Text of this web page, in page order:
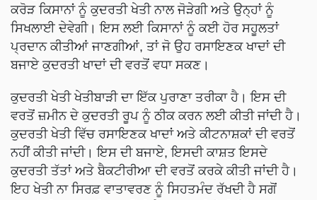
ਕਰੋੜ ਕਿਸਾਨਾਂ ਨੂੰ ਕੁਦਰਤੀ ਖੇਤੀ ਨਾਲ ਜੋੜੇਗੀ ਅਤੇ ਉਨ੍ਹਾਂ ਨੂੰ
ਸਿਖਲਾਈ ਦੇਵੇਗੀ। ਇਸ ਲਈ ਕਿਸਾਨਾਂ ਨੂੰ ਕਈ ਹੋਰ ਸਹੂਲਤਾਂ
ਪ੍ਰਦਾਨ ਕੀਤੀਆਂ ਜਾਣਗੀਆਂ, ਤਾਂ ਜੋ ਉਹ ਰਸਾਇਣਕ ਖਾਦਾਂ ਦੀ
ਬਜਾਏ ਕੁਦਰਤੀ ਖਾਦਾਂ ਦੀ ਵਰਤੋਂ ਵਧਾ ਸਕਣ।
ਕੁਦਰਤੀ ਖੇਤੀ ਖੇਤੀਬਾੜੀ ਦਾ ਇੱਕ ਪੁਰਾਣਾ ਤਰੀਕਾ ਹੈ। ਇਸ ਦੀ
ਵਰਤੋਂ ਜ਼ਮੀਨ ਦੇ ਕੁਦਰਤੀ ਰੂਪ ਨੂੰ ਠੀਕ ਕਰਨ ਲਈ ਕੀਤੀ ਜਾਂਦੀ ਹੈ।
ਕੁਦਰਤੀ ਖੇਤੀ ਵਿੱਚ ਰਸਾਇਣਕ ਖਾਦਾਂ ਅਤੇ ਕੀਟਨਾਸ਼ਕਾਂ ਦੀ ਵਰਤੋਂ
ਨਹੀਂ ਕੀਤੀ ਜਾਂਦੀ। ਇਸ ਦੀ ਬਜਾਏ, ਇਸਦੀ ਕਾਸ਼ਤ ਇਸਦੇ
ਕੁਦਰਤੀ ਤੱਤਾਂ ਅਤੇ ਬੈਕਟੀਰੀਆ ਦੀ ਵਰਤੋਂ ਕਰਕੇ ਕੀਤੀ ਜਾਂਦੀ ਹੈ।
ਇਹ ਖੇਤੀ ਨਾ ਸਿਰਫ਼ ਵਾਤਾਵਰਣ ਨੂੰ ਸਿਹਤਮੰਦ ਰੱਖਦੀ ਹੈ ਸਗੋਂ